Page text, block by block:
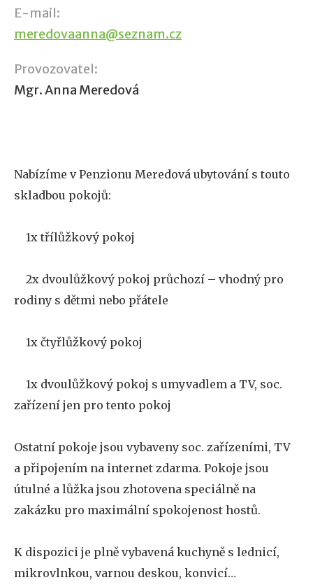
E-mail:
meredovaanna@seznam.cz
Provozovatel:
Mgr. Anna Meredová
Nabízíme v Penzionu Meredová ubytování s touto
skladbou pokojů:
1x třílůžkový pokoj
2x dvoulůžkový pokoj průchozí – vhodný pro
rodiny s dětmi nebo přátele
1x čtyřlůžkový pokoj
1x dvoulůžkový pokoj s umyvadlem a TV, soc.
zařízení jen pro tento pokoj
Ostatní pokoje jsou vybaveny soc. zařízeními, TV
a připojením na internet zdarma. Pokoje jsou
útulné a lůžka jsou zhotovena speciálně na
zakázku pro maximální spokojenost hostů.
K dispozici je plně vybavená kuchyně s lednicí,
mikrovlnkou, varnou deskou, konvicí…